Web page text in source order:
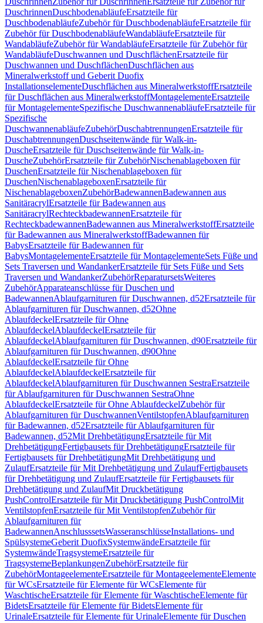
DuschrinnenDuschbodenabläufeErsatzteile für
DuschbodenabläufeZubehör für DuschbodenabläufeErsatzteile für
Zubehör für DuschbodenabläufeWandabläufeErsatzteile für
WandabläufeZubehör für WandabläufeErsatzteile für Zubehör für
WandabläufeDuschwannen und DuschflächenErsatzteile für
Duschwannen und DuschflächenDuschflächen aus
Mineralwerkstoff und Geberit Duofix
InstallationselementeDuschflächen aus MineralwerkstoffErsatzteile
für Duschflächen aus MineralwerkstoffMontagelementeErsatzteile
für MontagelementeSpezifische DuschwannenabläufeErsatzteile für
Spezifische
DuschwannenabläufeZubehörDuschabtrennungenErsatzteile für
DuschabtrennungenDuschseitenwände für Walk-in-
DuscheErsatzteile für Duschseitenwände für Walk-in-
DuscheZubehörErsatzteile für ZubehörNischenablageboxen für
DuschenErsatzteile für Nischenablageboxen für
DuschenNischenablageboxenErsatzteile für
NischenablageboxenZubehörBadewannenBadewannen aus
SanitäracrylErsatzteile für Badewannen aus
SanitäracrylRechteckbadewannenErsatzteile für
RechteckbadewannenBadewannen aus MineralwerkstoffErsatzteile
für Badewannen aus MineralwerkstoffBadewannen für
BabysErsatzteile für Badewannen für
BabysMontagelementeErsatzteile für MontagelementeSets Füße und
Sets Traversen und WandankerErsatzteile für Sets Füße und Sets
Traversen und WandankerZubehörReparatursetsWeiteres
ZubehörApparateanschlüsse für Duschen und
BadewannenAblaufgarnituren für Duschwannen, d52Ersatzteile für
Ablaufgarnituren für Duschwannen, d52Ohne
AblaufdeckelErsatzteile für Ohne
AblaufdeckelAblaufdeckelErsatzteile für
AblaufdeckelAblaufgarnituren für Duschwannen, d90Ersatzteile für
Ablaufgarnituren für Duschwannen, d90Ohne
AblaufdeckelErsatzteile für Ohne
AblaufdeckelAblaufdeckelErsatzteile für
AblaufdeckelAblaufgarnituren für Duschwannen SestraErsatzteile
für Ablaufgarnituren für Duschwannen SestraOhne
AblaufdeckelErsatzteile für Ohne AblaufdeckelZubehör für
Ablaufgarnituren für DuschwannenVentilstopfenAblaufgarnituren
für Badewannen, d52Ersatzteile für Ablaufgarnituren für
Badewannen, d52Mit DrehbetätigungErsatzteile für Mit
DrehbetätigungFertigbausets für DrehbetätigungErsatzteile für
Fertigbausets für DrehbetätigungMit Drehbetätigung und
ZulaufErsatzteile für Mit Drehbetätigung und ZulaufFertigbausets
für Drehbetätigung und ZulaufErsatzteile für Fertigbausets für
Drehbetätigung und ZulaufMit Druckbetätigung
PushControlErsatzteile für Mit Druckbetätigung PushControlMit
VentilstopfenErsatzteile für Mit VentilstopfenZubehör für
Ablaufgarnituren für
BadewannenAnschlusssetsWasseranschlüsseInstallations- und
SpülsystemeGeberit DuofixSystemwändeErsatzteile für
SystemwändeTragsystemeErsatzteile für
TragsystemeBeplankungenZubehörErsatzteile für
ZubehörMontageelementeErsatzteile für MontageelementeElemente
für WCsErsatzteile für Elemente für WCsElemente für
WaschtischeErsatzteile für Elemente für WaschtischeElemente für
BidetsErsatzteile für Elemente für BidetsElemente für
UrinaleErsatzteile für Elemente für UrinaleElemente für Duschen